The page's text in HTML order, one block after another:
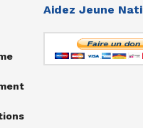
Aidez Jeune